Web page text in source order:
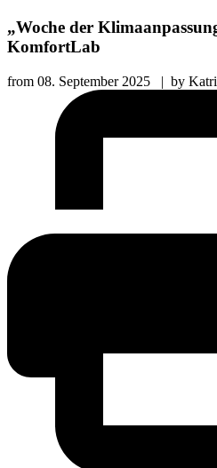
„Woche der
KomfortLab
from 08. September 2025 | by